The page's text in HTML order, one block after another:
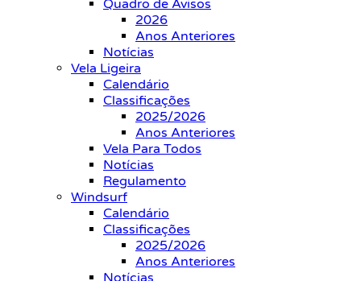
Quadro de Avisos
2026
Anos Anteriores
Notícias
Vela Ligeira
Calendário
Classificações
2025/2026
Anos Anteriores
Vela Para Todos
Notícias
Regulamento
Windsurf
Calendário
Classificações
2025/2026
Anos Anteriores
Notícias